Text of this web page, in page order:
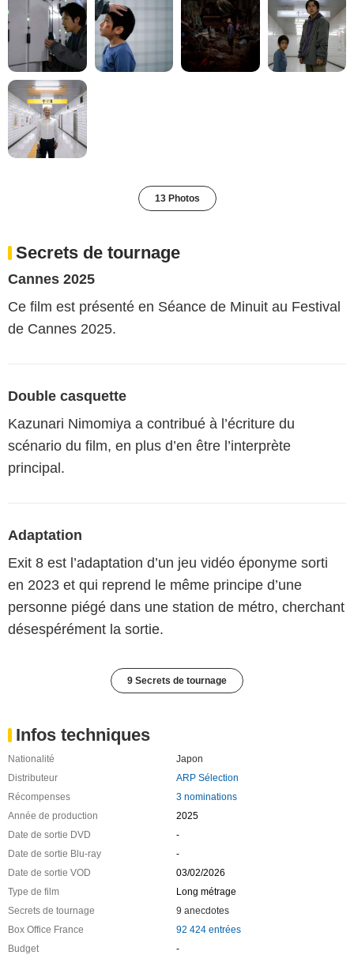
13 Photos
Secrets de tournage
Cannes 2025
Ce film est présenté en Séance de Minuit au Festival
de Cannes 2025.
Double casquette
Kazunari Nimomiya a contribué à l’écriture du
scénario du film, en plus d’en être l’interprète
principal.
Adaptation
Exit 8 est l’adaptation d’un jeu vidéo éponyme sorti
en 2023 et qui reprend le même principe d’une
personne piégé dans une station de métro, cherchant
désespérément la sortie.
9 Secrets de tournage
Infos techniques
Nationalité
Japon
Distributeur
ARP Sélection
Récompenses
3 nominations
Année de production
2025
Date de sortie DVD
-
Date de sortie Blu-ray
-
Date de sortie VOD
03/02/2026
Type de film
Long métrage
Secrets de tournage
9 anecdotes
Box Office France
92 424 entrées
Budget
-